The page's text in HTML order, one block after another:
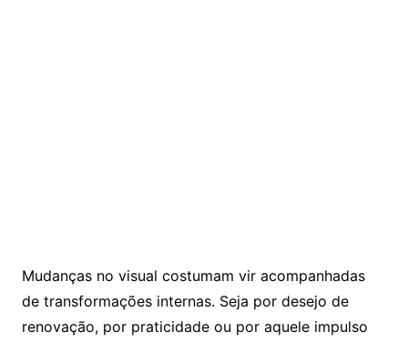
Mudanças no visual costumam vir acompanhadas
de transformações internas. Seja por desejo de
renovação, por praticidade ou por aquele impulso